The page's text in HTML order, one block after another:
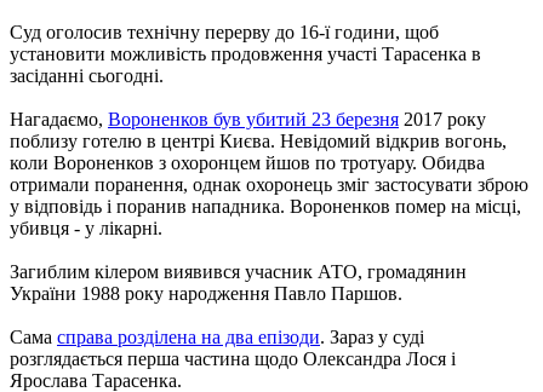
Суд оголосив технічну перерву до 16-ї години, щоб
установити можливість продовження участі Тарасенка в
засіданні сьогодні.
Нагадаємо, Вороненков був убитий 23 березня 2017 року
поблизу готелю в центрі Києва. Невідомий відкрив вогонь,
коли Вороненков з охоронцем йшов по тротуару. Обидва
отримали поранення, однак охоронець зміг застосувати зброю
у відповідь і поранив нападника. Вороненков помер на місці,
убивця - у лікарні.
Загиблим кілером виявився учасник АТО, громадянин
України 1988 року народження Павло Паршов.
Сама справа розділена на два епізоди. Зараз у суді
розглядається перша частина щодо Олександра Лося і
Ярослава Тарасенка.